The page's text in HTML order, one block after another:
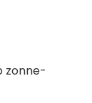
zonne-